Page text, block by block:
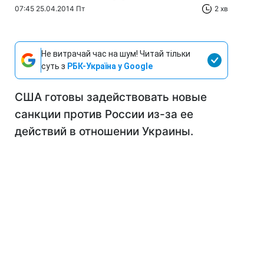
07:45 25.04.2014 Пт 2 хв
Не витрачай час на шум! Читай тільки
суть з РБК-Україна у Google
США готовы задействовать новые
санкции против России из-за ее
действий в отношении Украины.